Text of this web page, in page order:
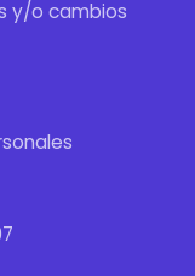
y/o cambios